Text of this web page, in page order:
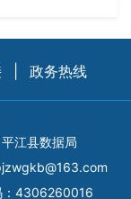
政务热线
江县数据局
：4306260016